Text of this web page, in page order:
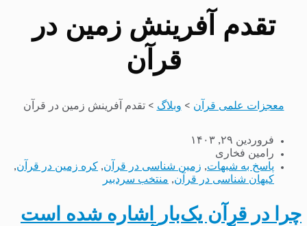
تقدم آفرینش زمین در
قرآن
معجزات علمی قرآن > وبلاگ >تقدم آفرینش زمین در قرآن
فروردین ۲۹, ۱۴۰۳
رامین فخاری
پاسخ به شبهات, زمین شناسی در قرآن, کره زمین در قرآن,
کیهان شناسی در قرآن, منتخب سردبیر
چرا در قرآن یک‌بار اشاره شده است